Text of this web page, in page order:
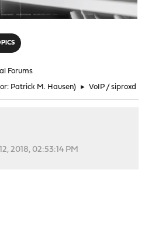
Forums
Patrick M. Hausen) ► VoIP / siproxd
2018, 02:53:14 PM